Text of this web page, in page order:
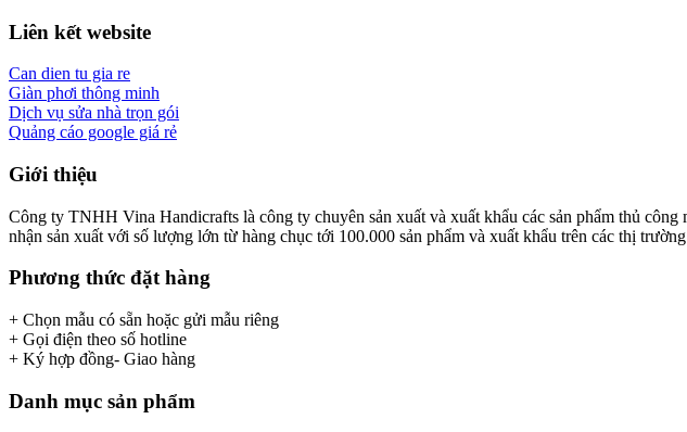
Liên kết website
Can dien tu gia re
Giàn phơi thông minh
Dịch vụ sửa nhà trọn gói
Quảng cáo google giá rẻ
Giới thiệu
Công ty TNHH Vina Handicrafts là công ty chuyên sản xuất và xuất khẩu các sản phẩm thủ
nhận sản xuất với số lượng lớn từ hàng chục tới 100.000 sản phẩm và xuất khẩu trên các thị
Phương thức đặt hàng
+ Chọn mẫu có sẵn hoặc gửi mẫu riêng
+ Gọi điện theo số hotline
+ Ký hợp đồng- Giao hàng
Danh mục sản phẩm